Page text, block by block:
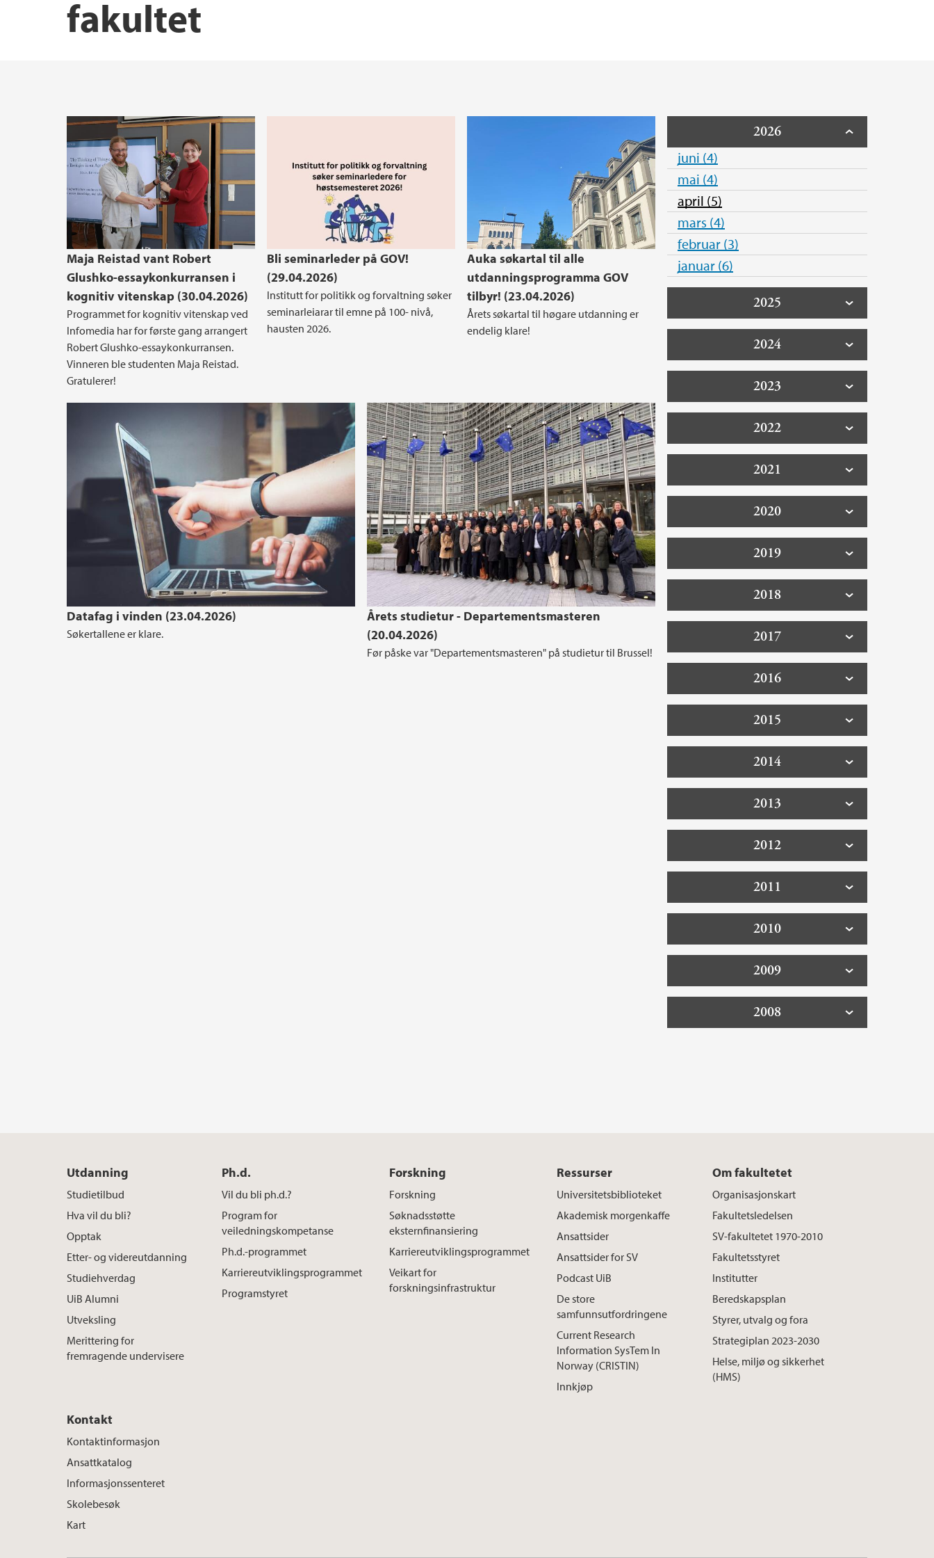
Utveksling
Innkjøp
Strategiplan 2023-2030
fakultet
Maja Reistad vant Robert
Glushko-essaykonkurransen i
kognitiv vitenskap (30.04.2026)
Programmet for kognitiv vitenskap ved
Infomedia har for første gang arrangert
Robert Glushko-essaykonkurransen.
Vinneren ble studenten Maja Reistad.
Gratulerer!
Bli seminarleder på GOV!
(29.04.2026)
Institutt for politikk og forvaltning søker
seminarleiarar til emne på 100- nivå,
hausten 2026.
Auka søkartal til alle
utdanningsprogramma GOV
tilbyr! (23.04.2026)
Årets søkartal til høgare utdanning er
endelig klare!
Datafag i vinden (23.04.2026)
Søkertallene er klare.
Årets studietur - Departementsmasteren
(20.04.2026)
Før påske var "Departementsmasteren" på studietur til Brussel!
2026
juni (4)
mai (4)
april (5)
mars (4)
februar (3)
januar (6)
2025
2024
2023
2022
2021
2020
2019
2018
2017
2016
2015
2014
2013
2012
2011
2010
2009
2008
Utdanning
Studietilbud
Hva vil du bli?
Opptak
Etter- og videreutdanning
Studiehverdag
UiB Alumni
Utveksling
Merittering for
fremragende undervisere
Ph.d.
Vil du bli ph.d.?
Program for
veiledningskompetanse
Ph.d.-programmet
Karriereutviklingsprogrammet
Programstyret
Forskning
Forskning
Søknadsstøtte
eksternfinansiering
Karriereutviklingsprogrammet
Veikart for
forskningsinfrastruktur
Ressurser
Universitetsbiblioteket
Akademisk morgenkaffe
Ansattsider
Ansattsider for SV
Podcast UiB
De store
samfunnsutfordringene
Current Research
Information SysTem In
Norway (CRISTIN)
Innkjøp
Om fakultetet
Organisasjonskart
Fakultetsledelsen
SV-fakultetet 1970-2010
Fakultetsstyret
Institutter
Beredskapsplan
Styrer, utvalg og fora
Strategiplan 2023-2030
Helse, miljø og sikkerhet
(HMS)
Kontakt
Kontaktinformasjon
Ansattkatalog
Informasjonssenteret
Skolebesøk
Kart